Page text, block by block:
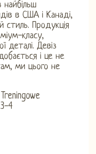
найбільш
в США і Канаді,
стиль. Продукція
класу,
деталі. Девіз
і це не
ми цього не